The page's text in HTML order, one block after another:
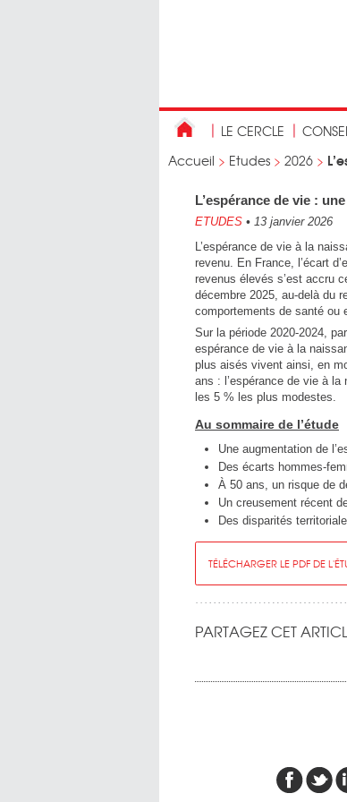
LE CERCLE
Accueil > Etudes > 2026 >
L’espérance de vie :
ETUDES • 13 janvier 2026
L’espérance de vie à la
revenu. En France, l’écart
revenus élevés s’est accru
décembre 2025, au-delà du
comportements de santé ou
Sur la période 2020-2024,
espérance de vie à la
plus aisés vivent ainsi, en
ans : l’espérance de vie à
les 5 % les plus modestes.
Au sommaire de l’étude
Une augmentation de
Des écarts hommes-
À 50 ans, un risque de
Un creusement récent
Des disparités
TÉLÉCHARGER LE PDF DE
PARTAGEZ CET